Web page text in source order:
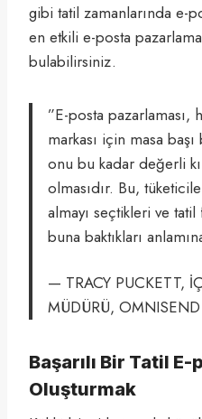
gibi tatil zamanlarında e-
en etkili e-posta
bulabilirsiniz.
”E-posta
markası için masa
onu bu kadar değerli
olmasıdır. Bu,
almayı seçtikleri ve
buna baktıkları
— TRACY PUCKETT,
MÜDÜRÜ, OMNISEND
Başarılı Bir Tatil
Oluşturmak